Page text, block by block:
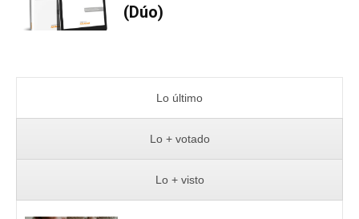
(Dúo)
Lo último
Lo + votado
Lo + visto